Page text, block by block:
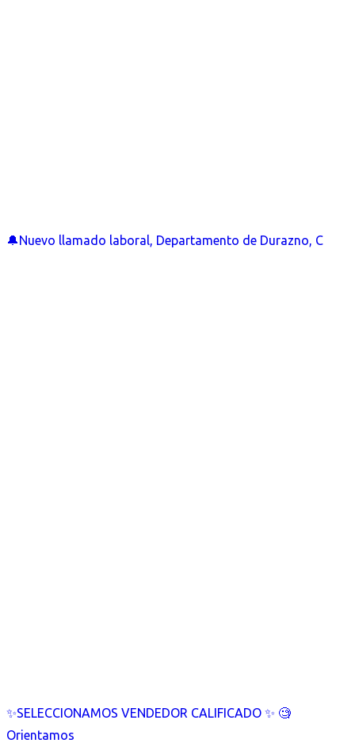
🔔Nuevo llamado laboral, Departamento de Durazno, C
✨SELECCIONAMOS VENDEDOR CALIFICADO ✨ 🧐
Orientamos